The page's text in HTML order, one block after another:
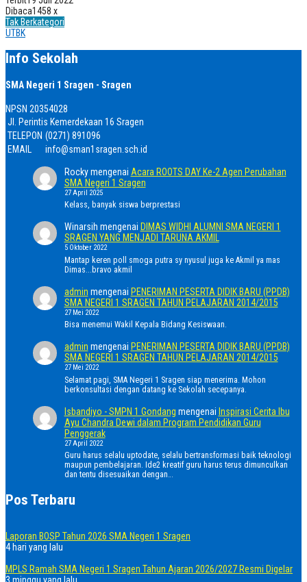
Dibaca1458 x
Tak Berkategori
UTBK
Info Sekolah
SMA Negeri 1 Sragen - Sragen
NPSN 20354028
Jl. Perintis Kemerdekaan 16 Sragen
TELEPON (0271) 891096
EMAIL
info@sman1sragen.sch.id
Rockymengenai Acara ROOTS DAY Ke-2 Agen Perubahan
SMA Negeri 1 Sragen
27 April 2025
Kelass, banyak siswa berprestasi
Winarsih mengenai DIMAS WIDHI ALUMNI SMA NEGERI 1
SRAGEN YANG MENJADI TARUNA AKMIL
5 Oktober 2022
Mantap keren poll smoga putra sy nyusul juga ke Akmil ya mas
Dimas...bravo akmil
admin mengenai PENERIMAN PESERTA DIDIK BARU (PPDB)
SMA NEGERI 1 SRAGEN TAHUN PELAJARAN 2014/2015
27 Mei 2022
Bisa menemui Wakil Kepala Bidang Kesiswaan.
admin mengenai PENERIMAN PESERTA DIDIK BARU (PPDB)
SMA NEGERI 1 SRAGEN TAHUN PELAJARAN 2014/2015
27 Mei 2022
Selamat pagi, SMA Negeri 1 Sragen siap menerima. Mohon
berkonsultasi dengan datang ke Sekolah secepanya.
Isbandiyo - SMPN 1 Gondang mengenai Inspirasi Cerita Ibu
Ayu Chandra Dewi dalam Program Pendidikan Guru
Penggerak
27 April 2022
Guru harus selalu uptodate, selalu bertransformasi baik teknologi
maupun pembelajaran. Ide2 kreatif guru harus terus dimunculkan
dan tentu disesuaikan dengan…
Pos Terbaru
Laporan BOSP Tahun 2026 SMA Negeri 1 Sragen
4 hari yang lalu
MPLS Ramah SMA Negeri 1 Sragen Tahun Ajaran 2026/2027 Resmi Digelar